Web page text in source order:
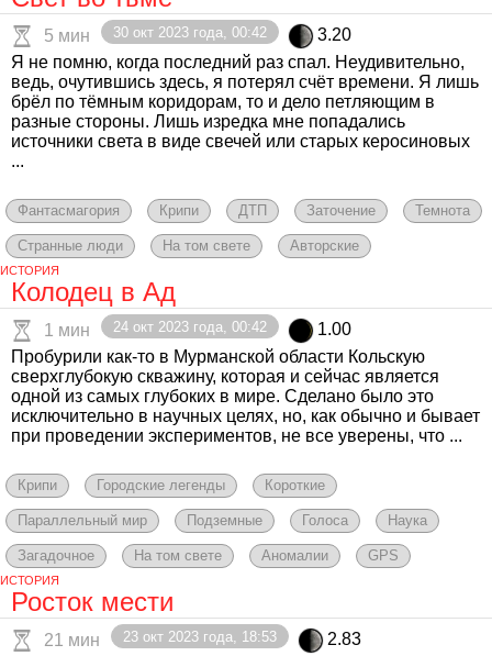
5 мин 30 окт 2023 года, 00:42
3.20
Я не помню, когда последний раз спал. Неудивительно,
ведь, очутившись здесь, я потерял счёт времени. Я лишь
брёл по тёмным коридорам, то и дело петляющим в
разные стороны. Лишь изредка мне попадались
источники света в виде свечей или старых керосиновых
...
Фантасмагория Крипи ДТП Заточение Темнота
Странные люди На том свете Авторские
ИСТОРИЯ
Колодец в Ад
1 мин 24 окт 2023 года, 00:42
1.00
Пробурили как-то в Мурманской области Кольскую
сверхглубокую скважину, которая и сейчас является
одной из самых глубоких в мире. Сделано было это
исключительно в научных целях, но, как обычно и бывает
при проведении экспериментов, не все уверены, что ...
Крипи Городские легенды Короткие
Параллельный мир Подземные Голоса Наука
Загадочное На том свете Аномалии GPS
ИСТОРИЯ
Росток мести
21 мин 23 окт 2023 года, 18:53
2.83